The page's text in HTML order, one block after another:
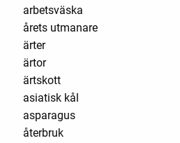
arbetsväska
årets utmanare
ärter
ärtor
ärtskott
asiatisk kål
asparagus
återbruk